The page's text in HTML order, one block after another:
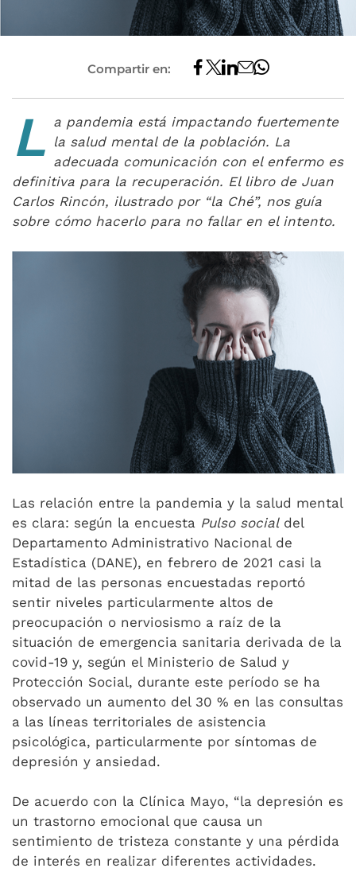
Compartir en:
L a pandemia está impactando fuertemente
la salud mental de la población. La
adecuada comunicación con el enfermo es
definitiva para la recuperación. El libro de Juan
Carlos Rincón, ilustrado por “la Ché”, nos guía
sobre cómo hacerlo para no fallar en el intento.
Las relación entre la pandemia y la salud mental
es clara: según la encuesta Pulso socialdel
Departamento Administrativo Nacional de
Estadística (DANE), en febrero de 2021 casi la
mitad de las personas encuestadas reportó
sentir niveles particularmente altos de
preocupación o nerviosismo a raíz de la
situación de emergencia sanitaria derivada de la
covid-19 y, según el Ministerio de Salud y
Protección Social, durante este período se ha
observado un aumento del 30 % en las consultas
a las líneas territoriales de asistencia
psicológica, particularmente por síntomas de
depresión y ansiedad.
De acuerdo con la Clínica Mayo, “la depresión es
un trastorno emocional que causa un
sentimiento de tristeza constante y una pérdida
de interés en realizar diferentes actividades.